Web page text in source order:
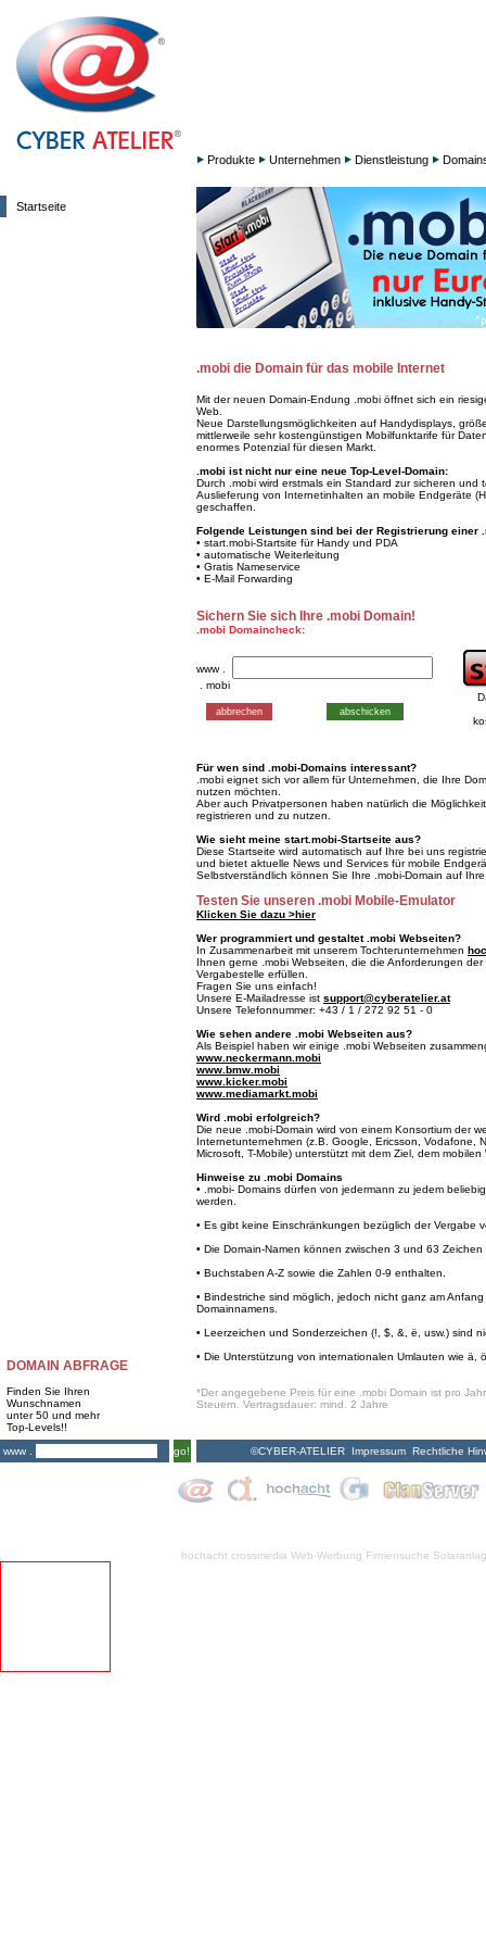
Startseite
DOMAIN ABFRAGE
Finden Sie Ihren
Wunschnamen
unter 50 und mehr
Top-Levels!!
www .
go!
Produkte Unternehmen Dienstleistung
.mobi die Domain für das mobile Internet
Mit der neuen Domain-Endung .mobi öffnet sich ein
Web.
Neue Darstellungsmöglichkeiten auf Handydisplays,
mittlerweile sehr kostengünstigen Mobilfunktarife für
enormes Potenzial für diesen Markt.
.mobi ist nicht nur eine neue Top-Level-Domain:
Durch .mobi wird erstmals ein Standard zur sicheren und
Auslieferung von Internetinhalten an mobile Endgeräte
geschaffen.
Folgende Leistungen sind bei der Registrierung einer
• start.mobi-Startsite für Handy und PDA
• automatische Weiterleitung
• Gratis Nameservice
• E-Mail Forwarding
Sichern Sie sich Ihre .mobi Domain!
.mobi Domaincheck:
www .
. mobi
Für wen sind .mobi-Domains interessant?
.mobi eignet sich vor allem für Unternehmen, die Ihre
nutzen möchten.
Aber auch Privatpersonen haben natürlich die
registrieren und zu nutzen.
Wie sieht meine start.mobi-Startseite aus?
Diese Startseite wird automatisch auf Ihre bei uns
und bietet aktuelle News und Services für mobile
Selbstverständlich können Sie Ihre .mobi-Domain auf
Testen Sie unseren .mobi Mobile-Emulator
Klicken Sie dazu >hier
Wer programmiert und gestaltet .mobi Webseiten?
In Zusammenarbeit mit unserem Tochterunternehmen
Ihnen gerne .mobi Webseiten, die die Anforderungen
Vergabestelle erfüllen.
Fragen Sie uns einfach!
Unsere E-Mailadresse ist support@cyberatelier.at
Unsere Telefonnummer: +43 / 1 / 272 92 51 - 0
Wie sehen andere .mobi Webseiten aus?
Als Beispiel haben wir einige .mobi Webseiten
www.neckermann.mobi
www.bmw.mobi
www.kicker.mobi
www.mediamarkt.mobi
Wird .mobi erfolgreich?
Die neue .mobi-Domain wird von einem Konsortium der
Internetunternehmen (z.B. Google, Ericsson, Vodafone,
Microsoft, T-Mobile) unterstützt mit dem Ziel, dem
Hinweise zu .mobi Domains
• .mobi- Domains dürfen von jedermann zu jedem
werden.
• Es gibt keine Einschränkungen bezüglich der Vergabe
• Die Domain-Namen können zwischen 3 und 63
• Buchstaben A-Z sowie die Zahlen 0-9 enthalten.
• Bindestriche sind möglich, jedoch nicht ganz am
Domainnamens.
• Leerzeichen und Sonderzeichen (!, $, &, ë, usw.) sind
• Die Unterstützung von internationalen Umlauten wie ä,
*Der angegebene Preis für eine .mobi Domain ist pro
Steuern. Vertragsdauer: mind. 2 Jahre
©CYBER-ATELIER Impressum Rechtliche
hochacht crossmedia Web-Werbung Firmensuche